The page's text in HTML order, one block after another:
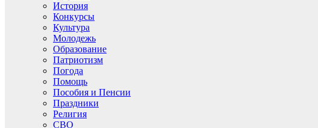
История
Конкурсы
Культура
Молодежь
Образование
Патриотизм
Погода
Помощь
Пособия и Пенсии
Праздники
Религия
СВО